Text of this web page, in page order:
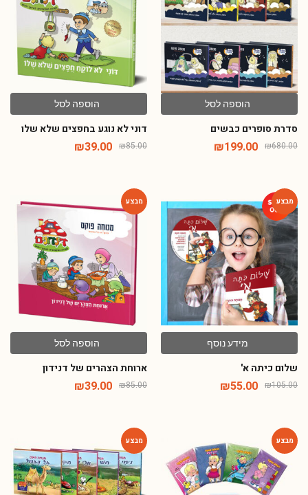
הוספה לסל
סדרת סופרים כבשים
₪680.00
₪199.00
הוספה לסל
דוני לא נוגע בחפצים שלא שלו
₪85.00
₪39.00
-48%
מידע נוסף
שלום כיתה א'
₪105.00
₪55.00
הוספה לסל
ארוחת הצהרים של דנידון
₪85.00
₪39.00
-66%